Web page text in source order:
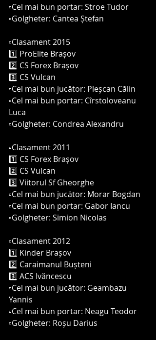
▫️Cel mai bun portar: Stroe Tudor
▫️Golgheter: Cantea Ștefan
▫️Clasament 2015
1️⃣ ProElite Brașov
2️⃣ CS Forex Brașov
3️⃣ CS Vulcan
▫️Cel mai bun jucător: Pleșcan Călin
▫️Cel mai bun portar: Cîrstoloveanu
Luca
▫️Golgheter: Condrea Alexandru
▫️Clasament 2011
1️⃣ CS Forex Brașov
2️⃣ CS Vulcan
3️⃣ Viitorul Sf Gheorghe
▫️Cel mai bun jucător: Morar Bogdan
▫️Cel mai bun portar: Gabor Iancu
▫️Golgheter: Simion Nicolas
▫️Clasament 2012
1️⃣ Kinder Brașov
2️⃣ Caraimanul Bușteni
3️⃣ ACS Ivăncescu
▫️Cel mai bun jucător: Geambazu
Yannis
▫️Cel mai bun portar: Neagu Teodor
▫️Golgheter: Roșu Darius